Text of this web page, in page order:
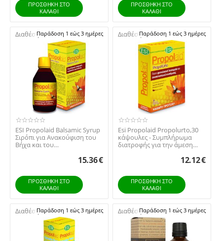
ΠΡΟΣΘΉΚΗ ΣΤΟ
ΚΑΛΆΘΙ
ΠΡΟΣΘΉΚΗ ΣΤΟ
ΚΑΛΆΘΙ
Διαθέσιμο:Παράδοση 1 εώς 3 ημέρες
ESI Propolaid Balsamic Syrup
Σιρόπι για Ανακούφιση του
Βήχα και του
15.36€
ΠΡΟΣΘΉΚΗ ΣΤΟ
ΚΑΛΆΘΙ
Διαθέσιμο:Παράδοση 1 εώς 3 ημέρες
Esi Propolaid Propolurto,30
κάψουλες - Συμπλήρωμα
διατροφής για την άμεση
12.12€
ΠΡΟΣΘΉΚΗ ΣΤΟ
ΚΑΛΆΘΙ
Διαθέσιμο:Παράδοση 1 εώς 3 ημέρες Διαθέσιμο:Παράδοση 1 εώς 3 ημέρες